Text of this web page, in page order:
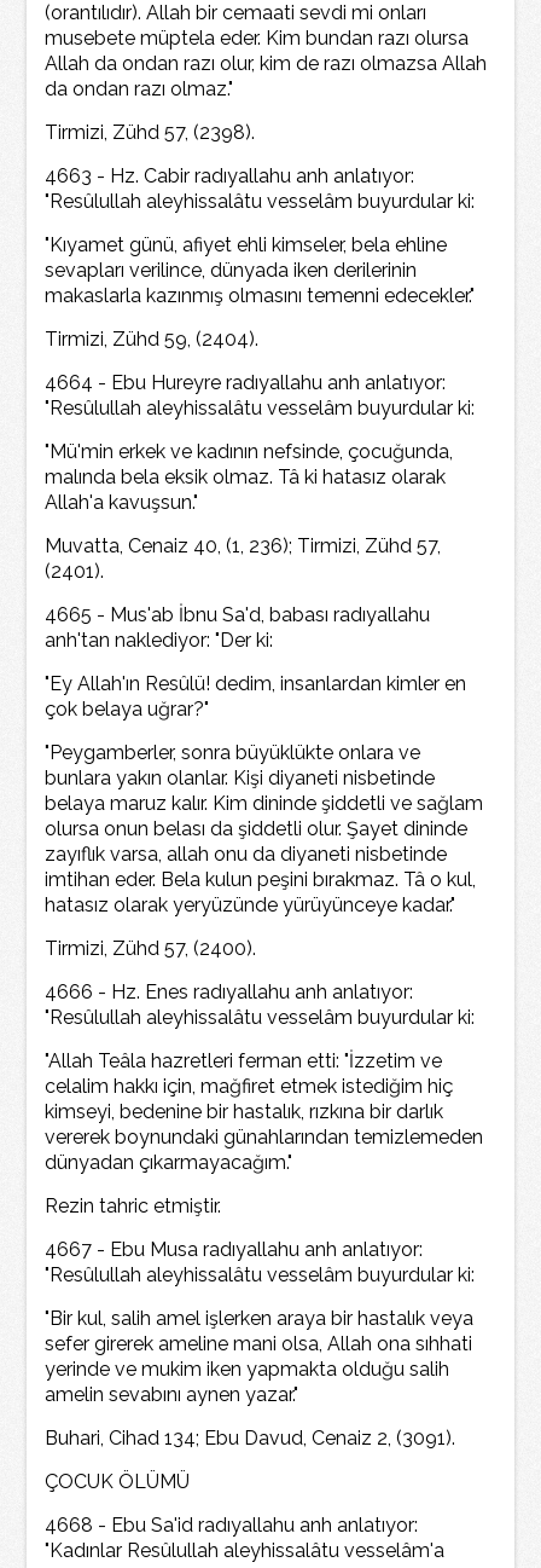
(orantılıdır). Allah bir cemaati sevdi mi onları
musebete müptela eder. Kim bundan razı olursa
Allah da ondan razı olur, kim de razı olmazsa Allah
da ondan razı olmaz."
Tirmizi, Zühd 57, (2398).
4663 - Hz. Cabir radıyallahu anh anlatıyor:
"Resûlullah aleyhissalâtu vesselâm buyurdular ki:
"Kıyamet günü, afiyet ehli kimseler, bela ehline
sevapları verilince, dünyada iken derilerinin
makaslarla kazınmış olmasını temenni edecekler."
Tirmizi, Zühd 59, (2404).
4664 - Ebu Hureyre radıyallahu anh anlatıyor:
"Resûlullah aleyhissalâtu vesselâm buyurdular ki:
"Mü'min erkek ve kadının nefsinde, çocuğunda,
malında bela eksik olmaz. Tâ ki hatasız olarak
Allah'a kavuşsun."
Muvatta, Cenaiz 40, (1, 236); Tirmizi, Zühd 57,
(2401).
4665 - Mus'ab İbnu Sa'd, babası radıyallahu
anh'tan naklediyor: "Der ki:
"Ey Allah'ın Resûlü! dedim, insanlardan kimler en
çok belaya uğrar?"
"Peygamberler, sonra büyüklükte onlara ve
bunlara yakın olanlar. Kişi diyaneti nisbetinde
belaya maruz kalır. Kim dininde şiddetli ve sağlam
olursa onun belası da şiddetli olur. Şayet dininde
zayıflık varsa, allah onu da diyaneti nisbetinde
imtihan eder. Bela kulun peşini bırakmaz. Tâ o kul,
hatasız olarak yeryüzünde yürüyünceye kadar."
Tirmizi, Zühd 57, (2400).
4666 - Hz. Enes radıyallahu anh anlatıyor:
"Resûlullah aleyhissalâtu vesselâm buyurdular ki:
"Allah Teâla hazretleri ferman etti: "İzzetim ve
celalim hakkı için, mağfiret etmek istediğim hiç
kimseyi, bedenine bir hastalık, rızkına bir darlık
vererek boynundaki günahlarından temizlemeden
dünyadan çıkarmayacağım."
Rezin tahric etmiştir.
4667 - Ebu Musa radıyallahu anh anlatıyor:
"Resûlullah aleyhissalâtu vesselâm buyurdular ki:
"Bir kul, salih amel işlerken araya bir hastalık veya
sefer girerek ameline mani olsa, Allah ona sıhhati
yerinde ve mukim iken yapmakta olduğu salih
amelin sevabını aynen yazar."
Buhari, Cihad 134; Ebu Davud, Cenaiz 2, (3091).
ÇOCUK ÖLÜMÜ
4668 - Ebu Sa'id radıyallahu anh anlatıyor:
"Kadınlar Resûlullah aleyhissalâtu vesselâm'a